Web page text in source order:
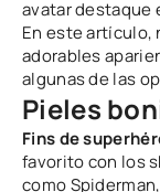
avatar destaque
En este artículo,
adorables
algunas de las
Pieles
Fins de
favorito con los
como